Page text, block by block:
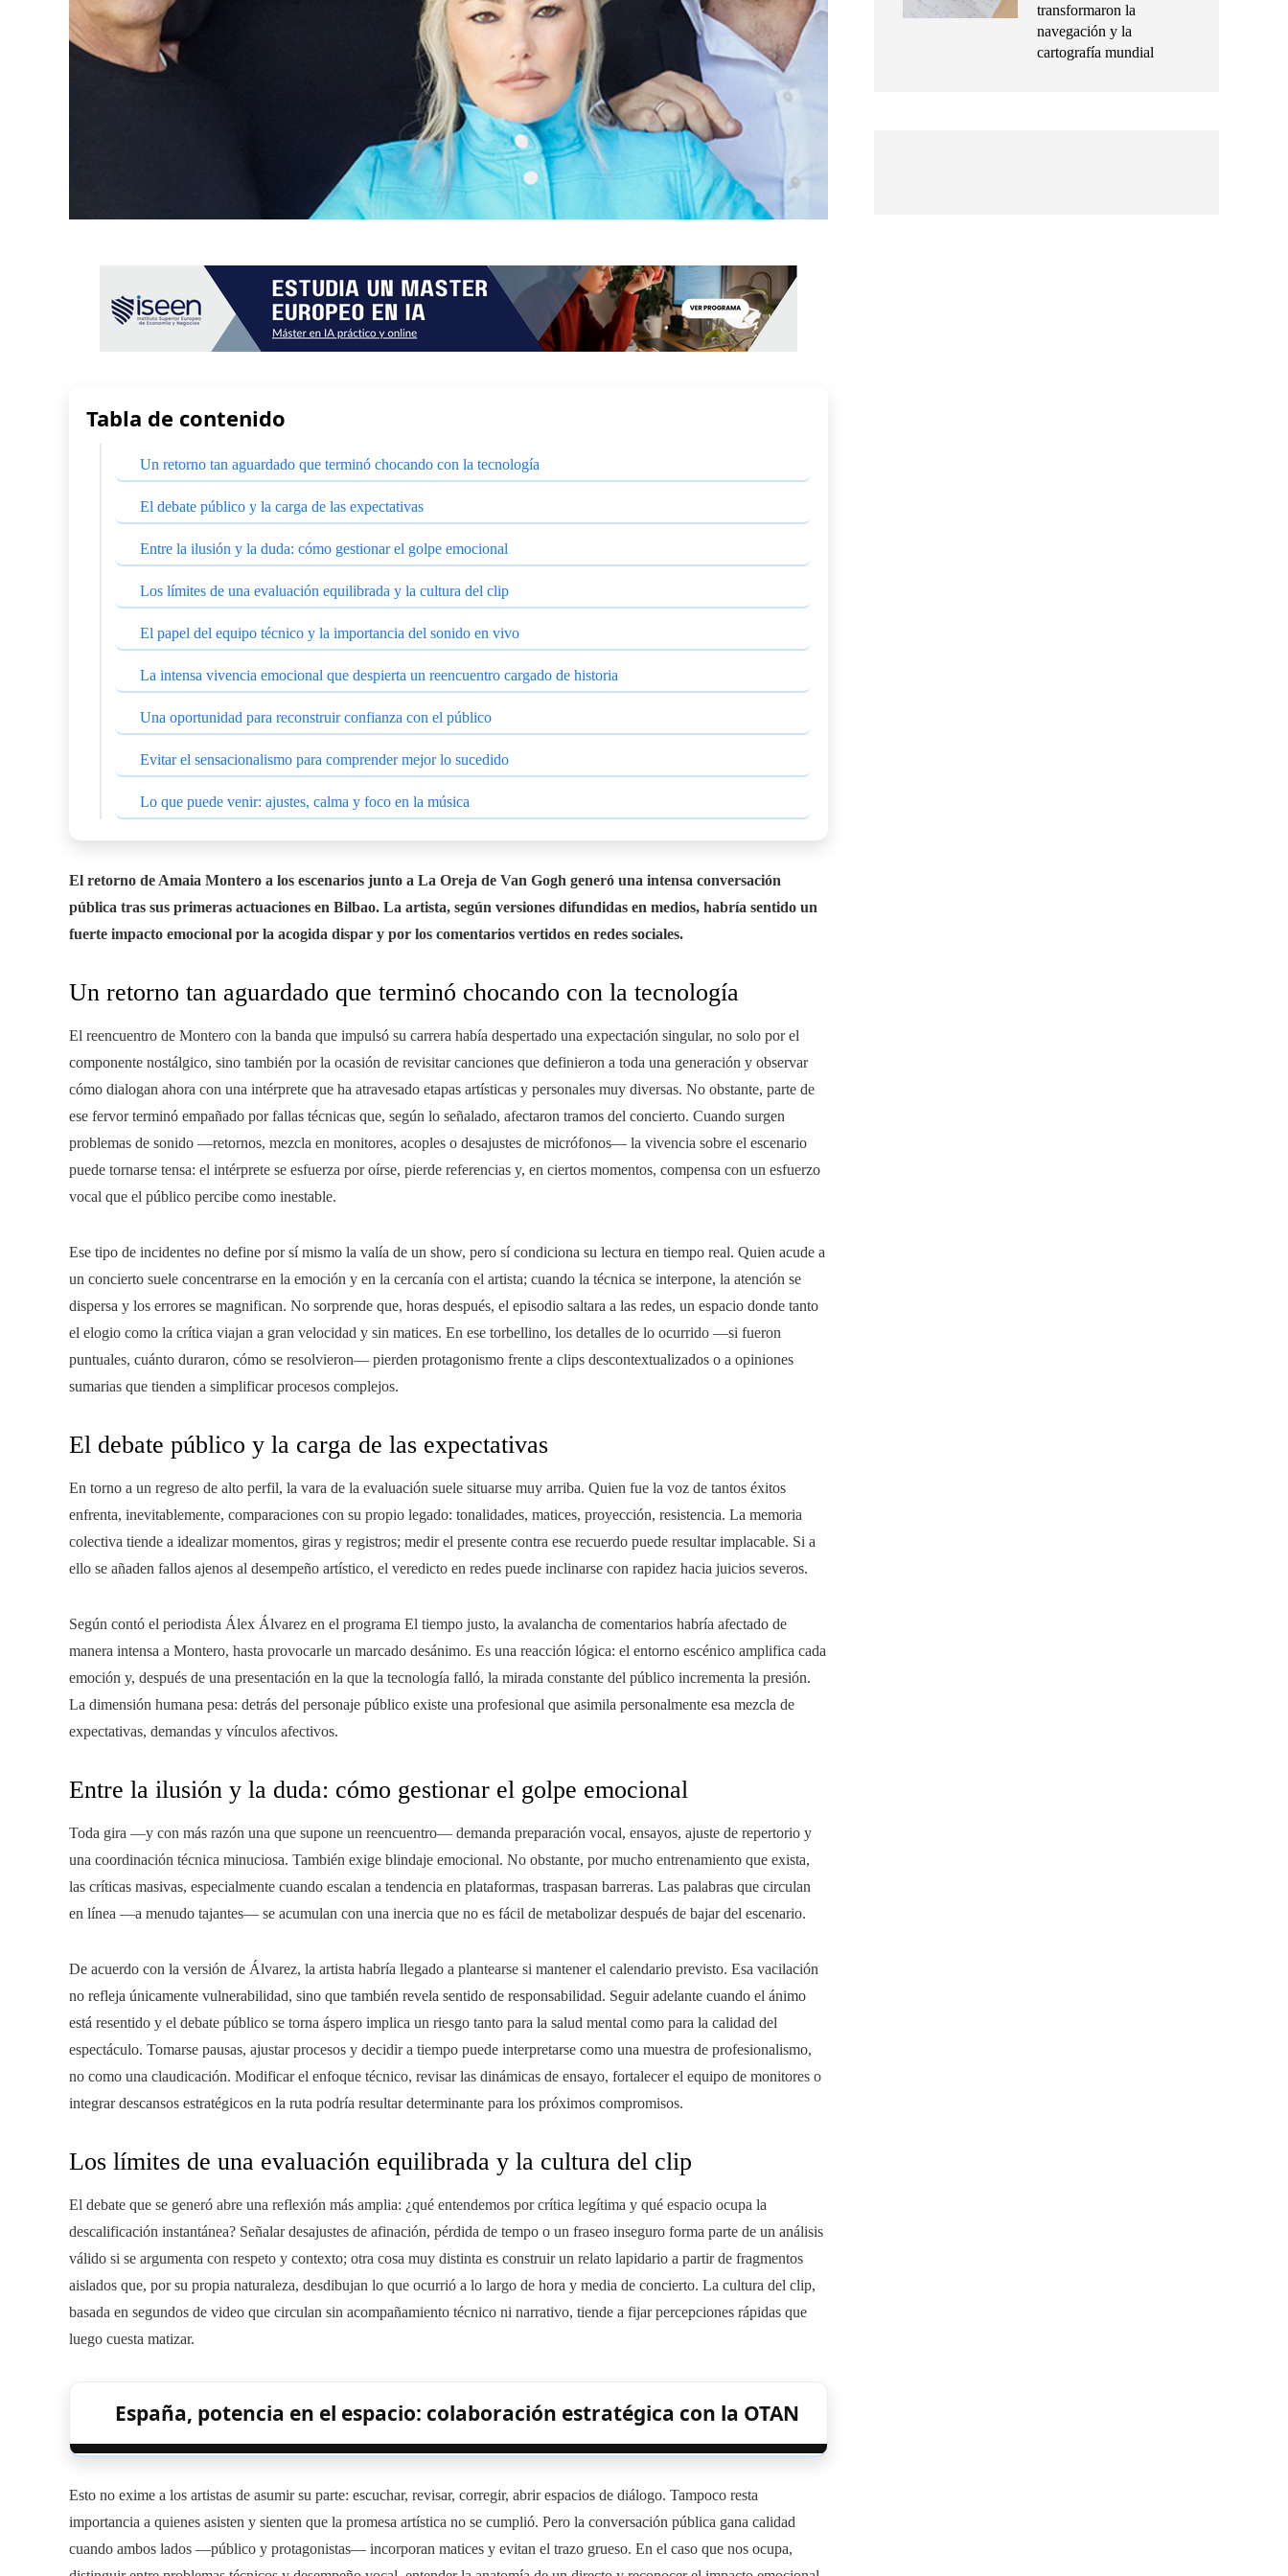
Tabla de contenido
Un retorno tan aguardado que terminó chocando con la tecnología
El debate público y la carga de las expectativas
Entre la ilusión y la duda: cómo gestionar el golpe emocional
Los límites de una evaluación equilibrada y la cultura del clip
El papel del equipo técnico y la importancia del sonido en vivo
La intensa vivencia emocional que despierta un reencuentro cargado de historia
Una oportunidad para reconstruir confianza con el público
Evitar el sensacionalismo para comprender mejor lo sucedido
Lo que puede venir: ajustes, calma y foco en la música
El retorno de Amaia Montero a los escenarios junto a La Oreja de Van Gogh generó una intensa conversación
pública tras sus primeras actuaciones en Bilbao. La artista, según versiones difundidas en medios, habría sentido un
fuerte impacto emocional por la acogida dispar y por los comentarios vertidos en redes sociales.
Un retorno tan aguardado que terminó chocando con la tecnología
El reencuentro de Montero con la banda que impulsó su carrera había despertado una expectación singular, no solo por el
componente nostálgico, sino también por la ocasión de revisitar canciones que definieron a toda una generación y observar
cómo dialogan ahora con una intérprete que ha atravesado etapas artísticas y personales muy diversas. No obstante, parte de
ese fervor terminó empañado por fallas técnicas que, según lo señalado, afectaron tramos del concierto. Cuando surgen
problemas de sonido —retornos, mezcla en monitores, acoples o desajustes de micrófonos— la vivencia sobre el escenario
puede tornarse tensa: el intérprete se esfuerza por oírse, pierde referencias y, en ciertos momentos, compensa con un esfuerzo
vocal que el público percibe como inestable.
Ese tipo de incidentes no define por sí mismo la valía de un show, pero sí condiciona su lectura en tiempo real. Quien acude a
un concierto suele concentrarse en la emoción y en la cercanía con el artista; cuando la técnica se interpone, la atención se
dispersa y los errores se magnifican. No sorprende que, horas después, el episodio saltara a las redes, un espacio donde tanto
el elogio como la crítica viajan a gran velocidad y sin matices. En ese torbellino, los detalles de lo ocurrido —si fueron
puntuales, cuánto duraron, cómo se resolvieron— pierden protagonismo frente a clips descontextualizados o a opiniones
sumarias que tienden a simplificar procesos complejos.
El debate público y la carga de las expectativas
En torno a un regreso de alto perfil, la vara de la evaluación suele situarse muy arriba. Quien fue la voz de tantos éxitos
enfrenta, inevitablemente, comparaciones con su propio legado: tonalidades, matices, proyección, resistencia. La memoria
colectiva tiende a idealizar momentos, giras y registros; medir el presente contra ese recuerdo puede resultar implacable. Si a
ello se añaden fallos ajenos al desempeño artístico, el veredicto en redes puede inclinarse con rapidez hacia juicios severos.
Según contó el periodista Álex Álvarez en el programa El tiempo justo, la avalancha de comentarios habría afectado de
manera intensa a Montero, hasta provocarle un marcado desánimo. Es una reacción lógica: el entorno escénico amplifica cada
emoción y, después de una presentación en la que la tecnología falló, la mirada constante del público incrementa la presión.
La dimensión humana pesa: detrás del personaje público existe una profesional que asimila personalmente esa mezcla de
expectativas, demandas y vínculos afectivos.
Entre la ilusión y la duda: cómo gestionar el golpe emocional
Toda gira —y con más razón una que supone un reencuentro— demanda preparación vocal, ensayos, ajuste de repertorio y
una coordinación técnica minuciosa. También exige blindaje emocional. No obstante, por mucho entrenamiento que exista,
las críticas masivas, especialmente cuando escalan a tendencia en plataformas, traspasan barreras. Las palabras que circulan
en línea —a menudo tajantes— se acumulan con una inercia que no es fácil de metabolizar después de bajar del escenario.
De acuerdo con la versión de Álvarez, la artista habría llegado a plantearse si mantener el calendario previsto. Esa vacilación
no refleja únicamente vulnerabilidad, sino que también revela sentido de responsabilidad. Seguir adelante cuando el ánimo
está resentido y el debate público se torna áspero implica un riesgo tanto para la salud mental como para la calidad del
espectáculo. Tomarse pausas, ajustar procesos y decidir a tiempo puede interpretarse como una muestra de profesionalismo,
no como una claudicación. Modificar el enfoque técnico, revisar las dinámicas de ensayo, fortalecer el equipo de monitores o
integrar descansos estratégicos en la ruta podría resultar determinante para los próximos compromisos.
Los límites de una evaluación equilibrada y la cultura del clip
El debate que se generó abre una reflexión más amplia: ¿qué entendemos por crítica legítima y qué espacio ocupa la
descalificación instantánea? Señalar desajustes de afinación, pérdida de tempo o un fraseo inseguro forma parte de un análisis
válido si se argumenta con respeto y contexto; otra cosa muy distinta es construir un relato lapidario a partir de fragmentos
aislados que, por su propia naturaleza, desdibujan lo que ocurrió a lo largo de hora y media de concierto. La cultura del clip,
basada en segundos de video que circulan sin acompañamiento técnico ni narrativo, tiende a fijar percepciones rápidas que
luego cuesta matizar.
España, potencia en el espacio: colaboración estratégica con la OTAN
Esto no exime a los artistas de asumir su parte: escuchar, revisar, corregir, abrir espacios de diálogo. Tampoco resta
importancia a quienes asisten y sienten que la promesa artística no se cumplió. Pero la conversación pública gana calidad
cuando ambos lados —público y protagonistas— incorporan matices y evitan el trazo grueso. En el caso que nos ocupa,
transformaron la
navegación y la
cartografía mundial